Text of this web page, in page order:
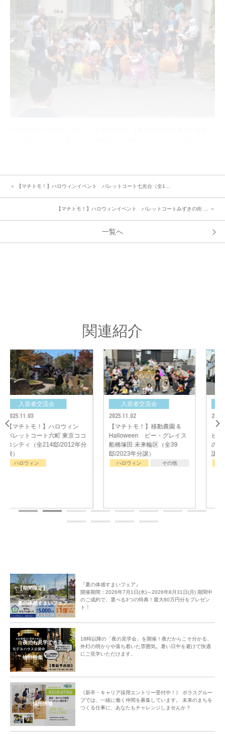
き、一番早く巻き終わったチームの勝ち～。ちびっ子向けのかぼちゃ運び競
≪今回のイベントを企画された方のご感想とアドバイス≫
「仕事しながら、子育てしながらの準備は本当にきつい！！！でも終わった
後の達成感を自己満足ですが楽しませていただいております。」
「分譲地内で交流を深められたり、参加して下さった方、子供たちからの
「楽しかった！」の声を聞けるのは何よりうれしいです。」
「大人も仮装して楽しみました。むしろ仮装した大人が楽しんでたかも
（笑）楽しんだもん勝ちです！！」
「マチトモを活用させていただいて是非素敵なイベントを企画してみてくだ
さい！」
中央グリーン開発㈱では、これからの街の成長を楽しみにしつつ、今後も
「ご入居者様間のコミュニティ形成」のサポートをしてまいります。
スタンプラリー 大人も仮装！
飴ちゃん食べて、舌が！！！
＜ 【マチトモ！】ハロウィンイベント パレットコート七光台（全1…
【マチトモ！】ハロウィンイベント パレットコートみずきの街 … ＞
一覧へ
関連紹介
農園 &
グレイス
全39
その他
【マチトモ！】ハロウィン
ビー・グレイス流山おおたか
の森32（全32邸/2024年分
【マチトモ！】ハロウ
ONE for 30@清瀬（全30
邸/2021年分譲）
ハロウィン
【期間限定】
夏の体感すまいフェア
『夏の体感すまいフェア』
開催期間：2026年7月1日(水)～2026年8月31日(月) 期間中
のご成約で、選べる3つの特典！最大80万円分をプレゼン
ト！
夜でも見学できる
物件特集
18時以降の「夜の見学会」を開催！夜だからこそ分かる、
外灯の明かりや落ち着いた雰囲気。暑い日中を避けて快適
にご見学いただけます。
採用情報
《新卒・キャリア採用エントリー受付中！》 ポラスグルー
プでは、一緒に働く仲間を募集しています。 未来のまちを
つくる仕事に、あなたもチャレンジしませんか？